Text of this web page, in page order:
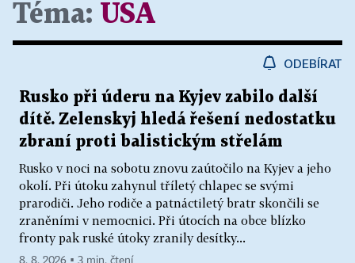
Téma: USA
ODEBÍRAT
Rusko při úderu na Kyjev zabilo další
dítě. Zelenskyj hledá řešení nedostatku
zbraní proti balistickým střelám
Rusko v noci na sobotu znovu zaútočilo na Kyjev a jeho
okolí. Při útoku zahynul tříletý chlapec se svými
prarodiči. Jeho rodiče a patnáctiletý bratr skončili se
zraněními v nemocnici. Při útocích na obce blízko
fronty pak ruské útoky zranily desítky...
8. 8. 2026 ▪ 3 min. čtení